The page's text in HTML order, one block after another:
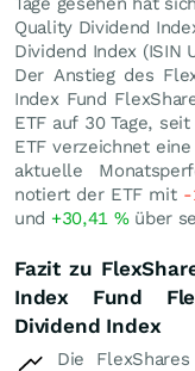
Quality Dividend
Dividend Index (ISIN
Der Anstieg des
Index Fund
ETF auf 30 Tage,
ETF verzeichnet
aktuelle
notiert der ETF mit -
und +30,41 %über
Fazit zu
Index Fund
Dividend Index
Die